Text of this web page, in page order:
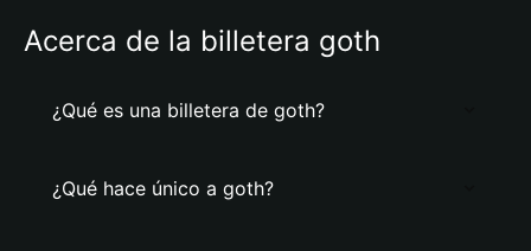
Acerca de la billetera goth
¿Qué es una billetera de goth?
¿Qué hace único a goth?